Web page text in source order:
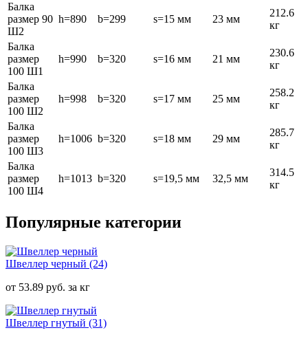
Балка
размер 90
Ш2
h=890 b=299 s=15 мм 23 мм
212.6
кг
Балка
размер
100 Ш1
h=990 b=320 s=16 мм 21 мм
230.6
кг
Балка
размер
100 Ш2
h=998 b=320 s=17 мм 25 мм
258.2
кг
Балка
размер
100 Ш3
h=1006 b=320 s=18 мм 29 мм
285.7
кг
Балка
размер
100 Ш4
h=1013 b=320 s=19,5 мм 32,5 мм
314.5
кг
Популярные категории
Швеллер черный (24)
от 53.89 руб. за кг
Швеллер гнутый (31)